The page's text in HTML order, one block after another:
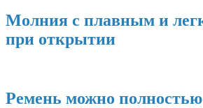
Молния с плавным и
при открытии
Ремень можно